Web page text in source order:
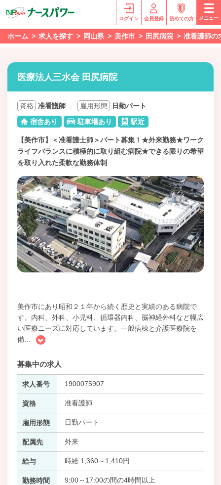
ログイン 会員登録 初めての方 メニュー
ホーム 求人を探す 岡山県 美作市 田尻病院 准看護師の
医療法人三水会 田尻病院
資格 准看護師 雇用形態
日勤パート
宿舎あり
駐車場あり 駅近
【美作市】＜准看護士師＞パート募集！★外来勤務★ワーク
ライフバランスに積極的に取り組む病院★できる限りの希望
を取り入れた柔軟な勤務体制
美作市にあり昭和２１年から続く歴史と実績のある病院で
す。内科、外科、小児科、循環器内科、脳神経外科など幅広
い医療ニーズに対応しています。一般病棟と介護医療院を
備
募集中の求人
求人番号 1900075907
資格 准看護師
雇用形態 日勤パート
配属先 外来
給与 時給 1,360～1,410円
勤務時間 9:00～17:00の間の4時間以上